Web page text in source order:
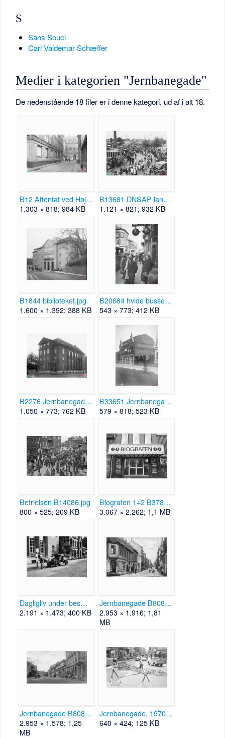
S
Sans Souci
Carl Valdemar Schæffer
Medier i kategorien "Jernbanegade"
De nedenstående 18 filer er i denne kategori, ud af i alt 18.
B12 Attentat ved Højskolehjemmet Jernbanegade 25 feb 1943.png
1.303 × 818; 984 KB
B13681 DNSAP landsstævne Kolding 1939.png
1.121 × 821; 932 KB
B1844 biblioteket.jpg
1.600 × 1.392; 388 KB
B20684 hvide busser 1945 Fotomagasinet.png
543 × 773; 412 KB
B2276 Jernbanegade 27 ca 1926.png
1.050 × 773; 762 KB
B33651 Jernbanegade 29 ca 1905.png
579 × 818; 523 KB
Befrielsen B14086.jpg
800 × 525; 209 KB
Biografen 1+2 B37840.jpg
3.067 × 2.262; 1,1 MB
Dagligliv under besættelsen B44.jpg
2.191 × 1.473; 400 KB
Jernbanegade B80854.jpg
2.953 × 1.916; 1,81
MB
Jernbanegade B80855.jpg
2.953 × 1.578; 1,25
MB
Jernbanegade, 1970.jpg
640 × 424; 125 KB